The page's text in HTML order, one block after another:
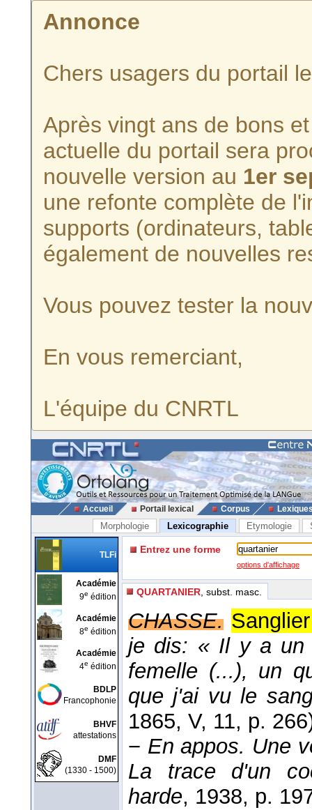
Annonce
Chers usagers du portail
Après vingt ans de bons
actuelle du portail sera
nouvelle version au 1er
une refonte complète de
supports (ordinateurs,
également de nouvelles
Vous pouvez tester la
En vous remerciant,
L'équipe du CNRTL
Accueil Portail lexical Corpus
Morphologie Lexicographie Etymologie
TLFi
Académie
9e édition
Académie
8e édition
Académie
4e édition
BDLP
Francophonie
BHVF
attestations
DMF
(1330 - 1500)
Entrez une forme
options d'affichage
QUARTANIER , subst. masc.
CHASSE.
je dis: « Il y a un
femelle (...), un
que j'ai vu le
1865, V, 11, p.
− En appos. Une
La trace d'un
harde, 1938, p.